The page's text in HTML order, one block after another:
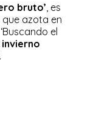
bruto’ , es
que azota en
‘Buscando el
invierno